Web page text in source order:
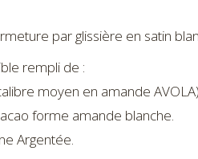
par glissière en satin
rempli de :
moyen en amande
forme amande blanche.
Argentée.